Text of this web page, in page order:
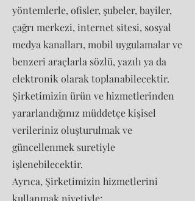
yöntemlerle, ofisler, şubeler, bayiler,
çağrı merkezi, internet sitesi, sosyal
medya kanalları, mobil uygulamalar ve
benzeri araçlarla sözlü, yazılı ya da
elektronik olarak toplanabilecektir.
Şirketimizin ürün ve hizmetlerinden
yararlandığınız müddetçe kişisel
verileriniz oluşturulmak ve
güncellenmek suretiyle
işlenebilecektir.
Ayrıca, Şirketimizin hizmetlerini
kullanmak niyetiyle;